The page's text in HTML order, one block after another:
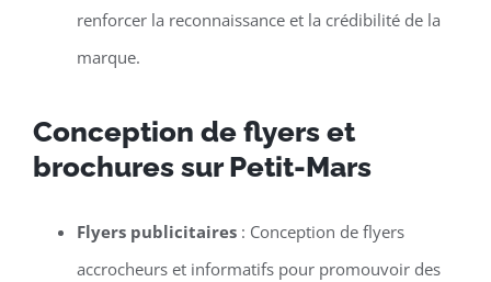
renforcer la reconnaissance et la crédibilité de la
marque.
Conception de flyers et
brochures sur Petit-Mars
Flyers publicitaires: Conception de flyers
accrocheurs et informatifs pour promouvoir des